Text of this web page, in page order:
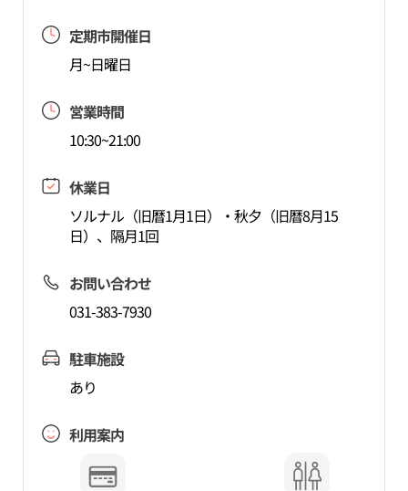
定期市開催日
月~日曜日
営業時間
10:30~21:00
休業日
ソルナル（旧暦1月1日）・秋夕（旧暦8月15
日）、隔月1回
お問い合わせ
031-383-7930
駐車施設
あり
利用案内